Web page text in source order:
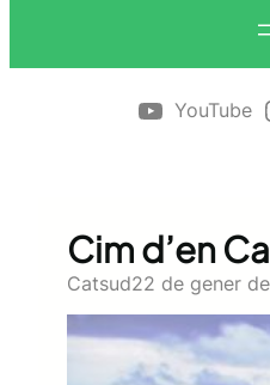
YouTube
Cim d’en
Catsud22 de gener